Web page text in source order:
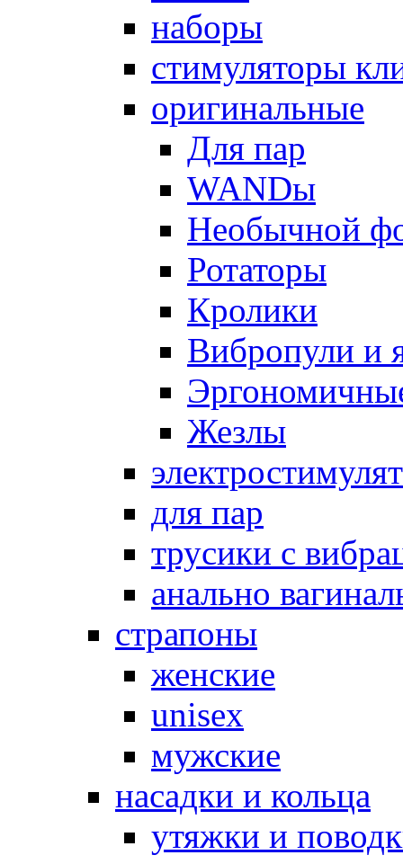
наборы
стимуляторы
оригинальные
Для пар
WANDы
Необычной
Ротаторы
Кролики
Вибропули и
Жезлы
для пар
трусики с
анально
страпоны
женские
unisex
мужские
насадки и кольца
утяжки и